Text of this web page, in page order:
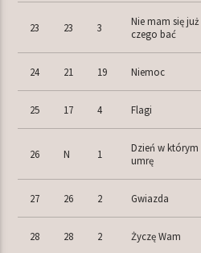
23 23 3
Nie mam się już
czego bać
24 21 19 Niemoc
25 17 4 Flagi
26 N 1
Dzień w którym
umrę
27 26 2 Gwiazda
28 28 2 Życzę Wam